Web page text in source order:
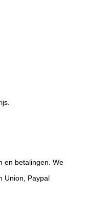
en betalingen. We
Union, Paypal